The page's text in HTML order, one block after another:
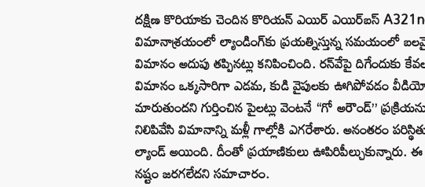
దక్షిణ కొరియాకు చెందిన కొరియన్ ఎయిర్ ఎయిర్‌బస్
విమానాశ్రయంలో ల్యాండింగ్‌కు ప్రయత్నిస్తున్న సమయంలో
విమానం అదుపు తప్పినట్లు కనిపించింది. రన్‌వేపై
విమానం ఒక్కసారిగా ఎడమ, కుడి వైపులకు ఊగిపోవడం
మారుతుందని గుర్తించిన పైలట్లు వెంటనే “గో అరౌండ్”
నిలిపివేసి విమానాన్ని మళ్లీ గాల్లోకి ఎగరేశారు. అనంతరం
ల్యాండ్ అయింది. దీంతో ప్రయాణికులు
నష్టం జరగలేదని సమాచారం.